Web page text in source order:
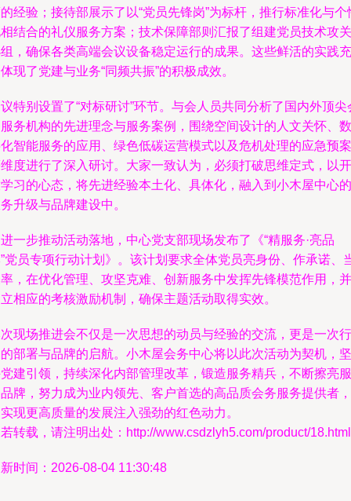
经验；接待部展示了以“党员先锋岗”为标杆，推行标准化与个
结合的礼仪服务方案；技术保障部则汇报了组建党员技术攻关
，确保各类高端会议设备稳定运行的成果。这些鲜活的实践充
现了党建与业务“同频共振”的积极成效。
特别设置了“对标研讨”环节。与会人员共同分析了国内外顶尖
务机构的先进理念与服务案例，围绕空间设计的人文关怀、数
智能服务的应用、绿色低碳运营模式以及危机处理的应急预案
度进行了深入研讨。大家一致认为，必须打破思维定式，以开
习的心态，将先进经验本土化、具体化，融入到小木屋中心的
升级与品牌建设中。
一步推动活动落地，中心党支部现场发布了《“精服务·亮品
党员专项行动计划》。该计划要求全体党员亮身份、作承诺、
，在优化管理、攻坚克难、创新服务中发挥先锋模范作用，并
相应的考核激励机制，确保主题活动取得实效。
现场推进会不仅是一次思想的动员与经验的交流，更是一次行
部署与品牌的启航。小木屋会务中心将以此次活动为契机，坚
建引领，持续深化内部管理改革，锻造服务精兵，不断擦亮服
牌，努力成为业内领先、客户首选的高品质会务服务提供者，
现更高质量的发展注入强劲的红色动力。
转载，请注明出处：http://www.csdzlyh5.com/product/18.html
时间：2026-08-04 11:30:48